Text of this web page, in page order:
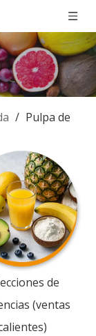
/ Pulpa de
de
(ventas